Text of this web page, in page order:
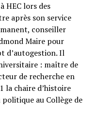
HEC lors des
après son service
conseiller
Maire pour
d’autogestion. Il
: maître de
de recherche en
la chaire d’histoire
au Collège de